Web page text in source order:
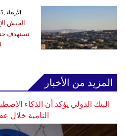
GMT 13:18 2026 الأربعاء ,05 آب / أغسطس
الجيش
تستهدف
المزيد من الأخبار
البنك الدولي يؤكد أن الذكاء
النامية خلال